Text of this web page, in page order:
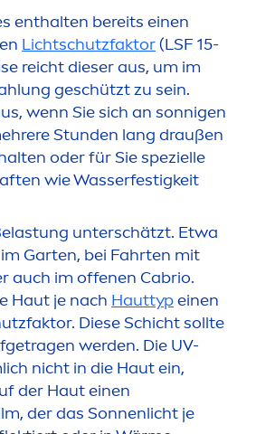
s enthalten bereits einen
Lichtschutzfaktor(LSF 15-
reicht dieser aus, um im
geschützt zu sein.
wenn Sie sich an sonnigen
Stunden lang draußen
oder für Sie spezielle
wie Wasserfestigkeit
unterschätzt. Etwa
Garten, bei Fahrten mit
auch im offenen Cabrio.
Haut je nach Hauttypeinen
Diese Schicht sollte
werden. Die UV-
nicht in die Haut ein,
der Haut einen
der das Sonnenlicht je